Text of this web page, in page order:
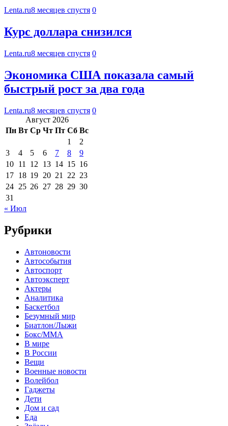
Lenta.ru8 месяцев спустя 0
Курс доллара снизился
Lenta.ru8 месяцев спустя 0
Экономика США показала самый
быстрый рост за два года
Lenta.ru8 месяцев спустя 0
Август 2026
Пн Вт Ср Чт Пт Сб Вс
1
2
3
4 5 6 7 8
9
10 11 12 13 14 15 16
17 18 19 20 21 22 23
24 25 26 27 28 29 30
31
« Июл
Рубрики
Автоновости
Автособытия
Автоспорт
Автоэксперт
Актеры
Аналитика
Баскетбол
Безумный мир
Биатлон/Лыжи
Бокс/MMA
В мире
В России
Вещи
Военные новости
Волейбол
Гаджеты
Дети
Дом и сад
Еда